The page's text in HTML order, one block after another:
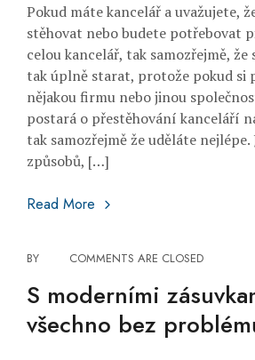
Pokud máte kancelář a uvažujete,
stěhovat nebo budete potřebovat
celou kancelář, tak samozřejmě,
tak úplně starat, protože pokud si
nějakou firmu nebo jinou
postará o přestěhování kanceláří
tak samozřejmě že uděláte
způsobů, […]
Vyklízecí firmy
Read More
BY COMMENTS ARE CLOSED
S moderními
všechno bez